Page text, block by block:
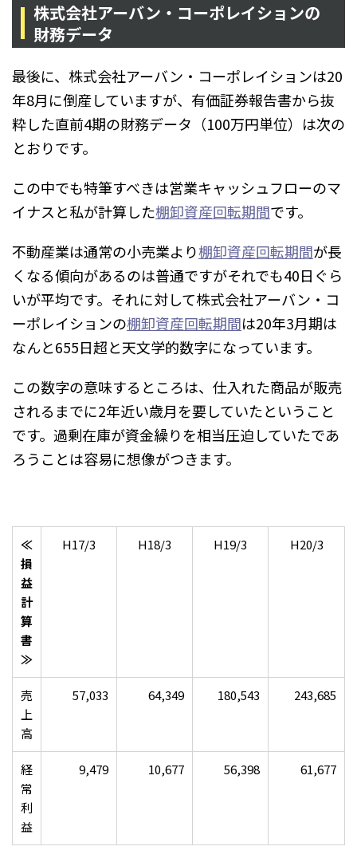
株式会社アーバン・コーポレイションの
財務データ
最後に、株式会社アーバン・コーポレイションは20
年8月に倒産していますが、有価証券報告書から抜
粋した直前4期の財務データ（100万円単位）は次の
とおりです。
この中でも特筆すべきは営業キャッシュフローのマ
イナスと私が計算した棚卸資産回転期間です。
不動産業は通常の小売業より棚卸資産回転期間が長
くなる傾向があるのは普通ですがそれでも40日ぐら
いが平均です。それに対して株式会社アーバン・コ
ーポレイションの棚卸資産回転期間は20年3月期は
なんと655日超と天文学的数字になっています。
この数字の意味するところは、仕入れた商品が販売
されるまでに2年近い歳月を要していたということ
です。過剰在庫が資金繰りを相当圧迫していたであ
ろうことは容易に想像がつきます。
≪
損
益
計
算
書
≫
H17/3 H18/3 H19/3 H20/3
売
上
高
57,033 64,349 180,543 243,685
経
常
利
益
9,479 10,677 56,398 61,677